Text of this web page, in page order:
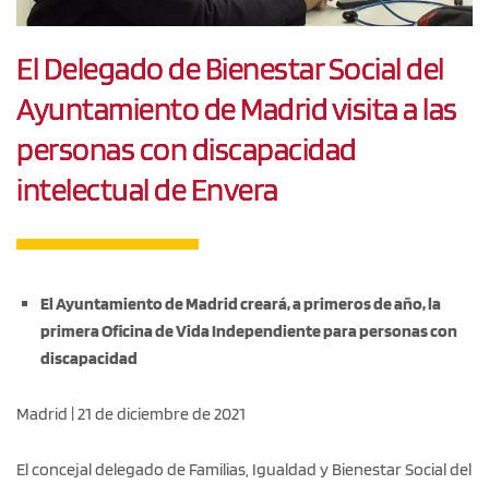
El Delegado de Bienestar Social del
Ayuntamiento de Madrid visita a las
personas con discapacidad
intelectual de Envera
El Ayuntamiento de Madrid creará, a primeros de año, la
primera Oficina de Vida Independiente para personas con
discapacidad
Madrid | 21 de diciembre de 2021
El concejal delegado de Familias, Igualdad y Bienestar Social del